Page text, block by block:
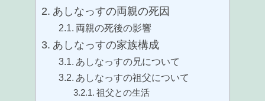
あしなっすの両親の死因
両親の死後の影響
あしなっすの家族構成
あしなっすの兄について
あしなっすの祖父について
祖父との生活